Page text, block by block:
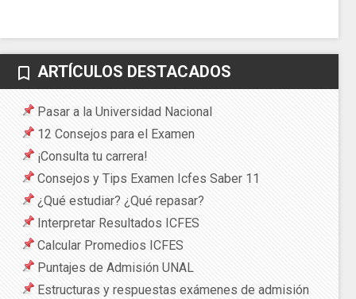
bookmark_border ARTÍCULOS DESTACADOS
Pasar a la Universidad Nacional
12 Consejos para el Examen
¡Consulta tu carrera!
Consejos y Tips Examen Icfes Saber 11
¿Qué estudiar? ¿Qué repasar?
Interpretar Resultados ICFES
Calcular Promedios ICFES
Puntajes de Admisión UNAL
Estructuras y respuestas exámenes de admisión